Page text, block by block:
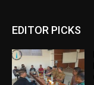
EDITOR PICKS